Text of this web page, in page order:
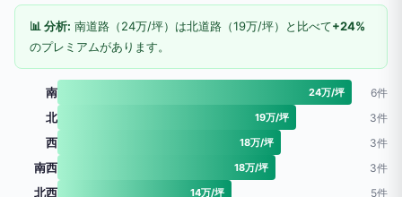
📊 分析: 南道路（24万/坪）は北道路（19万/坪）と比べて+24%
のプレミアムがあります。
南 24万/坪 6件
北 19万/坪 3件
西 18万/坪 3件
南西 18万/坪 3件
北西 14万/坪 5件